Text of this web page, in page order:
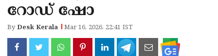
റോഡ്‌ ഷോ
ByDesk Kerala Mar 16, 2026, 22:41 IST